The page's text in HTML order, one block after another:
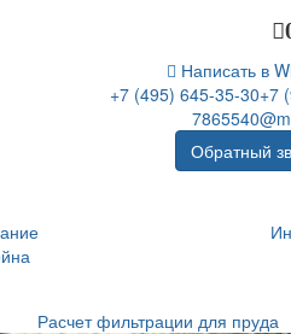
Написать в
+7 (495) 645-35-30+7
Обратный
Расчет фильтрации для пруда